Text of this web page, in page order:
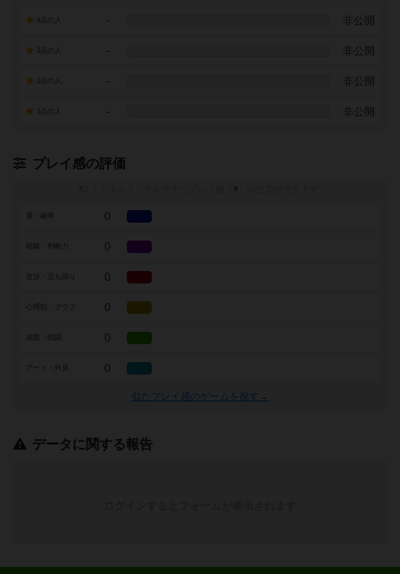
- 非公開
- 非公開
- 非公開
- 非公開
プレイ感の評価
※
0
戦略・判断力 0
0
0
0
アート・外見 0
似たプレイ感のゲームを探す→
データに関する報告